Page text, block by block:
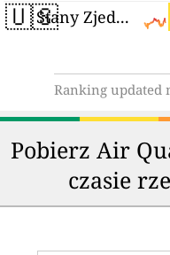
🇺🇸 Stany Zjednoczone
Ranking updated
Pobierz Air
czasie